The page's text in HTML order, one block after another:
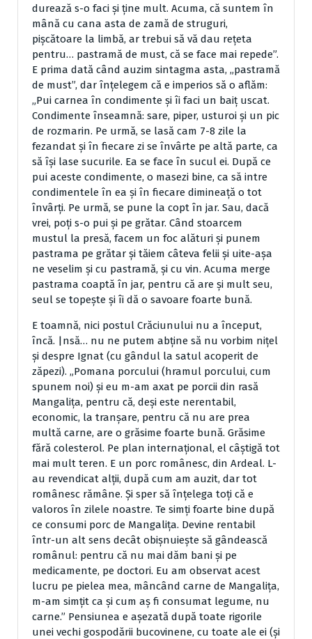
durează s-o faci şi ţine mult. Acuma, că suntem în
mână cu cana asta de zamă de struguri,
pişcătoare la limbă, ar trebui să vă dau reţeta
pentru… pastramă de must, că se face mai repede”.
E prima dată când auzim sintagma asta, „pastramă
de must”, dar înţelegem că e imperios să o aflăm:
„Pui carnea în condimente şi îi faci un baiţ uscat.
Condimente înseamnă: sare, piper, usturoi şi un pic
de rozmarin. Pe urmă, se lasă cam 7-8 zile la
fezandat şi în fiecare zi se învârte pe altă parte, ca
să îşi lase sucurile. Ea se face în sucul ei. După ce
pui aceste condimente, o masezi bine, ca să intre
condimentele în ea şi în fiecare dimineaţă o tot
învârţi. Pe urmă, se pune la copt în jar. Sau, dacă
vrei, poţi s-o pui şi pe grătar. Când stoarcem
mustul la presă, facem un foc alături şi punem
pastrama pe grătar şi tăiem câteva felii şi uite-aşa
ne veselim şi cu pastramă, şi cu vin. Acuma merge
pastrama coaptă în jar, pentru că are şi mult seu,
seul se topeşte şi îi dă o savoare foarte bună.
E toamnă, nici postul Crăciunului nu a început,
încă. |nsă… nu ne putem abţine să nu vorbim niţel
şi despre Ignat (cu gândul la satul acoperit de
zăpezi). „Pomana porcului (hramul porcului, cum
spunem noi) şi eu m-am axat pe porcii din rasă
Mangaliţa, pentru că, deşi este nerentabil,
economic, la tranşare, pentru că nu are prea
multă carne, are o grăsime foarte bună. Grăsime
fără colesterol. Pe plan internaţional, el câştigă tot
mai mult teren. E un porc românesc, din Ardeal. L-
au revendicat alţii, după cum am auzit, dar tot
românesc rămâne. Şi sper să înţelega toţi că e
valoros în zilele noastre. Te simţi foarte bine după
ce consumi porc de Mangaliţa. Devine rentabil
într-un alt sens decât obişnuieşte să gândească
românul: pentru că nu mai dăm bani şi pe
medicamente, pe doctori. Eu am observat acest
lucru pe pielea mea, mâncând carne de Mangaliţa,
m-am simţit ca şi cum aş fi consumat legume, nu
carne.” Pensiunea e aşezată după toate rigorile
unei vechi gospodării bucovinene, cu toate ale ei (şi